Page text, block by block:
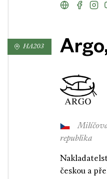
HA203
republika
českou a